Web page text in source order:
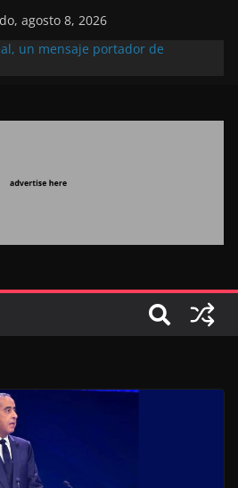
agosto 8, 2026
un mensaje portador de
de los grandes proyectos de
a una visión estratégica
la posición de Marruecos
mundial competitiva (politólogo